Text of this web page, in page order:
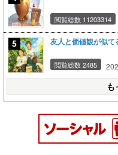
閲覧総数 11203314
友人と価値観が似て
閲覧総数 2485
も